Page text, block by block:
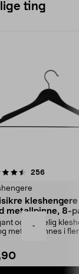
-
ting
256
metallpinne, 8-
og skikkelig
metall – finnes i
4.5av 5 stjerner